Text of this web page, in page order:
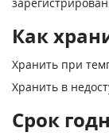
Как
Хранить при
Хранить в
Срок